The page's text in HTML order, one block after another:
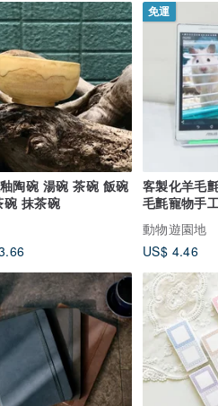
陶碗 湯碗 茶碗 飯碗
碗 抹茶碗
免運
客製化羊毛
毛氈寵物手
送禮紀念
動物遊園地
US$ 4.46